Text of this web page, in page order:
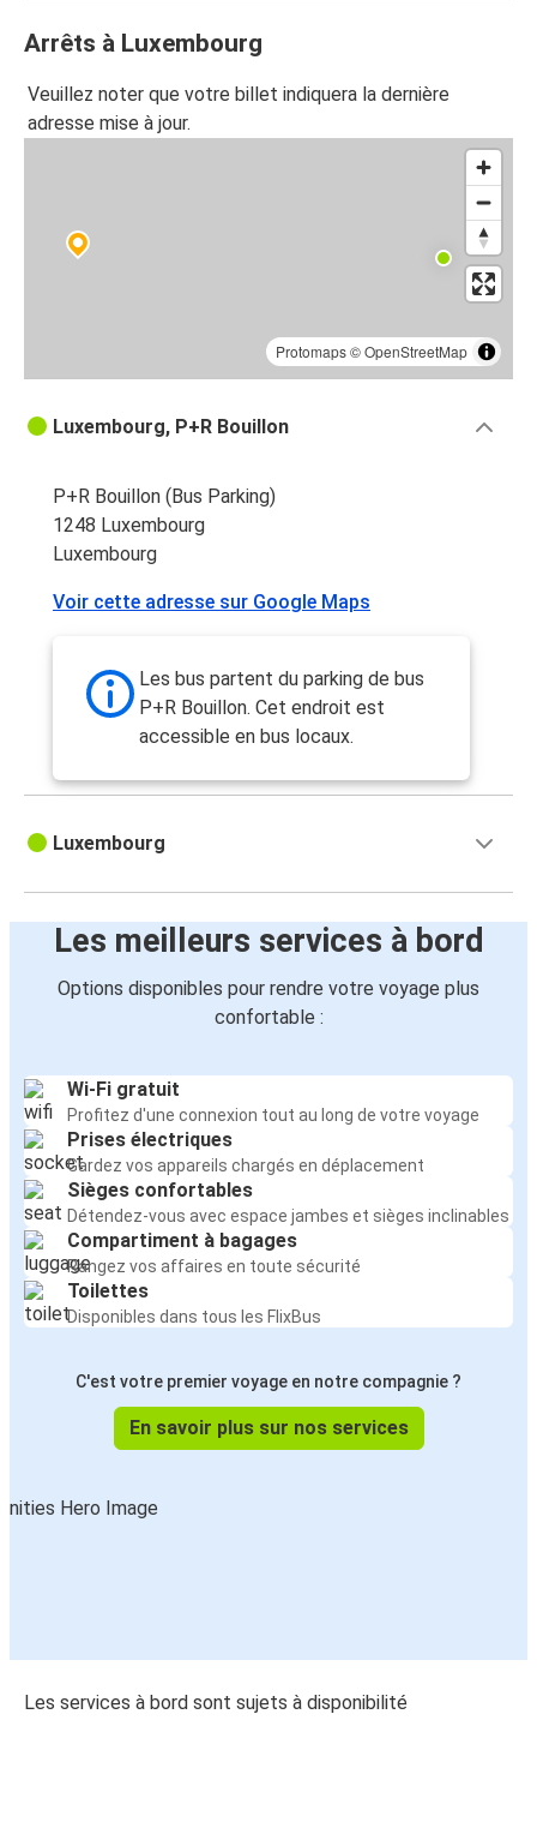
Arrêts à Luxembourg
Veuillez noter que votre billet indiquera la dernière
adresse mise à jour.
Protomaps©OpenStreetMap
Luxembourg, P+R Bouillon
P+R Bouillon (Bus Parking)
1248 Luxembourg
Luxembourg
Voir cette adresse sur Google Maps
Les bus partent du parking de bus
P+R Bouillon. Cet endroit est
accessible en bus locaux.
Luxembourg
Les meilleurs services à bord
Options disponibles pour rendre votre voyage plus
confortable :
Wi-Fi gratuit
Profitez d'une connexion tout au long de votre voyage
Prises électriques
Gardez vos appareils chargés en déplacement
Sièges confortables
Détendez-vous avec espace jambes et sièges inclinables
Compartiment à bagages
Rangez vos affaires en toute sécurité
Toilettes
Disponibles dans tous les FlixBus
C'est votre premier voyage en notre compagnie ?
En savoir plus sur nos services
Les services à bord sont sujets à disponibilité